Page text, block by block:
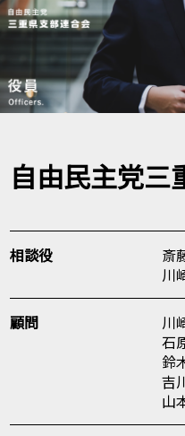
自由民主党三
相談役
斎
川
顧問
川
石
鈴
吉
山